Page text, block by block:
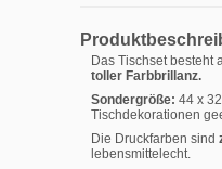
Das Tischset besteht
toller Farbbrillanz.
Sondergröße: 44 x
Tischdekorationen
Die Druckfarben sind
lebensmittelecht.